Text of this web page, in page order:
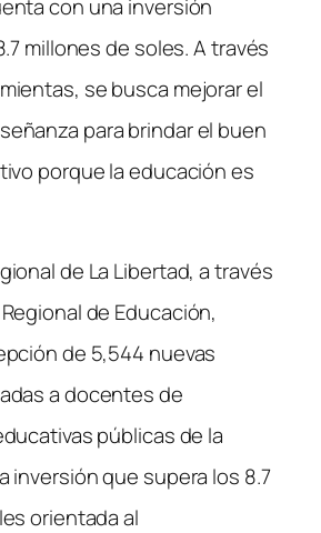
con una inversión
millones de soles. A través
se busca mejorar el
para brindar el buen
porque la educación es
de La Libertad, a través
de Educación,
de 5,544 nuevas
a docentes de
públicas de la
inversión que supera los 8.7
orientada al